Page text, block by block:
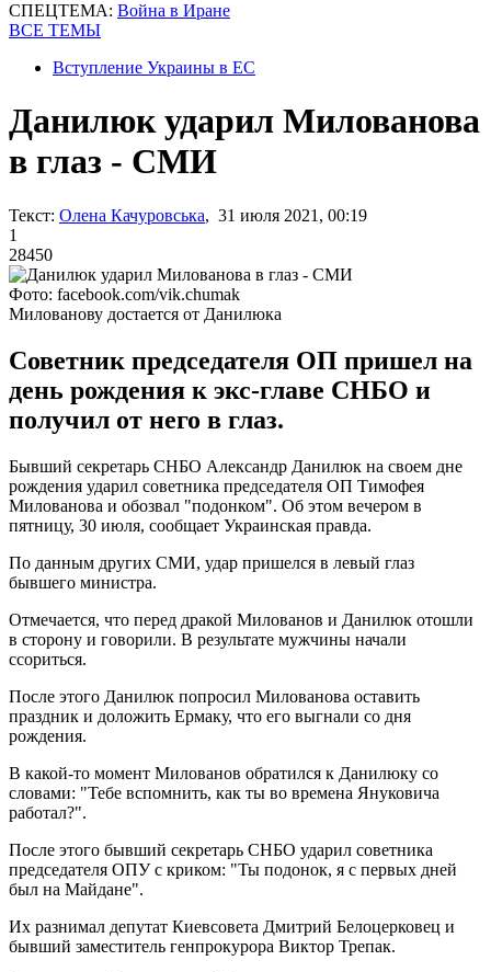
СПЕЦТЕМА: Война в Иране
ВСЕ ТЕМЫ
Вступление Украины в ЕС
Данилюк ударил Милованова
в глаз - СМИ
Текст: Олена Качуровська, 31 июля 2021, 00:19
1
28450
Фото: facebook.com/vik.chumak
Милованову достается от Данилюка
Советник председателя ОП пришел на
день рождения к экс-главе СНБО и
получил от него в глаз.
Бывший секретарь СНБО Александр Данилюк на своем дне
рождения ударил советника председателя ОП Тимофея
Милованова и обозвал "подонком". Об этом вечером в
пятницу, 30 июля, сообщает Украинская правда.
По данным других СМИ, удар пришелся в левый глаз
бывшего министра.
Отмечается, что перед дракой Милованов и Данилюк отошли
в сторону и говорили. В результате мужчины начали
ссориться.
После этого Данилюк попросил Милованова оставить
праздник и доложить Ермаку, что его выгнали со дня
рождения.
В какой-то момент Милованов обратился к Данилюку со
словами: "Тебе вспомнить, как ты во времена Януковича
работал?".
После этого бывший секретарь СНБО ударил советника
председателя ОПУ с криком: "Ты подонок, я с первых дней
был на Майдане".
Их разнимал депутат Киевсовета Дмитрий Белоцерковец и
бывший заместитель генпрокурора Виктор Трепак.